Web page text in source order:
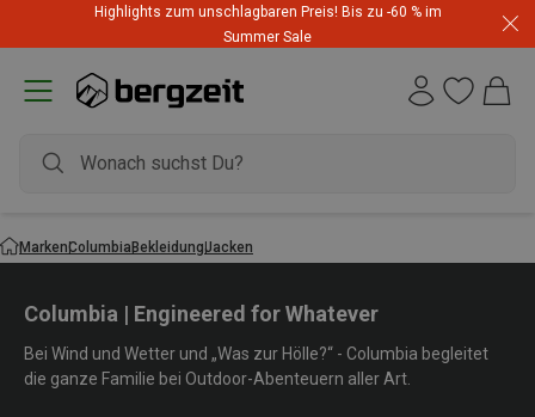
Highlights zum unschlagbaren Preis! Bis zu -60 % im
Summer Sale
MarkenColumbiaBekleidungJacken
Columbia | Engineered for Whatever
Bei Wind und Wetter und „Was zur Hölle?“ - Columbia begleitet
die ganze Familie bei Outdoor-Abenteuern aller Art.